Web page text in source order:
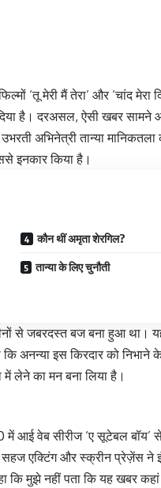
‘तू मेरी मैं तेरा’ और ‘चांद मेरा
है। दरअसल, ऐसी खबर सामने
अभिनेत्री तान्या
इनकार किया है।
कौन थीं अमृता शेरगिल?
तान्या के लिए चुनौती
से जबरदस्त बज बना हुआ था। यह
अनन्या इस किरदार को निभाने
में लेने का मन बना लिया है।
आई वेब सीरीज ‘ए सूटेबल बॉय’
एक्टिंग और स्क्रीन प्रेज़ेंस ने
कि मुझे नहीं पता कि यह खबर